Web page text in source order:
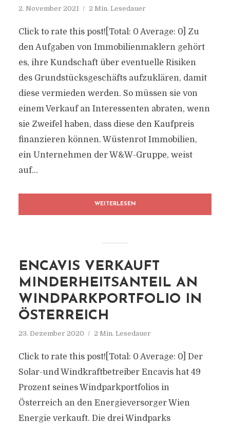
2. November 2021 2 Min. Lesedauer
Click to rate this post![Total: 0 Average: 0] Zu
den Aufgaben von Immobilienmaklern gehört
es, ihre Kundschaft über eventuelle Risiken
des Grundstücksgeschäfts aufzuklären, damit
diese vermieden werden. So müssen sie von
einem Verkauf an Interessenten abraten, wenn
sie Zweifel haben, dass diese den Kaufpreis
finanzieren können. Wüstenrot Immobilien,
ein Unternehmen der W&W-Gruppe, weist
auf...
WEITERLESEN
ENCAVIS VERKAUFT
MINDERHEITSANTEIL AN
WINDPARKPORTFOLIO IN
ÖSTERREICH
23. Dezember 2020 2 Min. Lesedauer
Click to rate this post![Total: 0 Average: 0] Der
Solar-und Windkraftbetreiber Encavis hat 49
Prozent seines Windparkportfolios in
Österreich an den Energieversorger Wien
Energie verkauft. Die drei Windparks